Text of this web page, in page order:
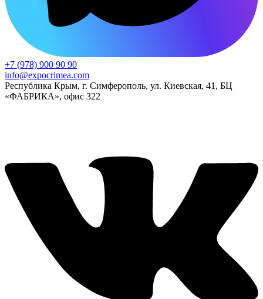
+7 (978) 900 90 90
info@expocrimea.com
Республика Крым, г. Симферополь, ул. Киевская, 41, БЦ
«ФАБРИКА», офис 322